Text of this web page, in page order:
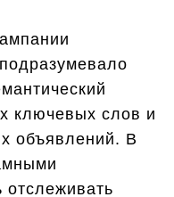
ключевых слов и
объявлений. В
отслеживать